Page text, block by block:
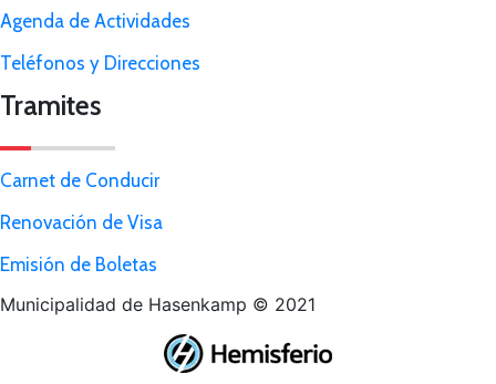
Agenda de Actividades
Teléfonos y Direcciones
Tramites
Carnet de Conducir
Renovación de Visa
Emisión de Boletas
Municipalidad de Hasenkamp © 2021